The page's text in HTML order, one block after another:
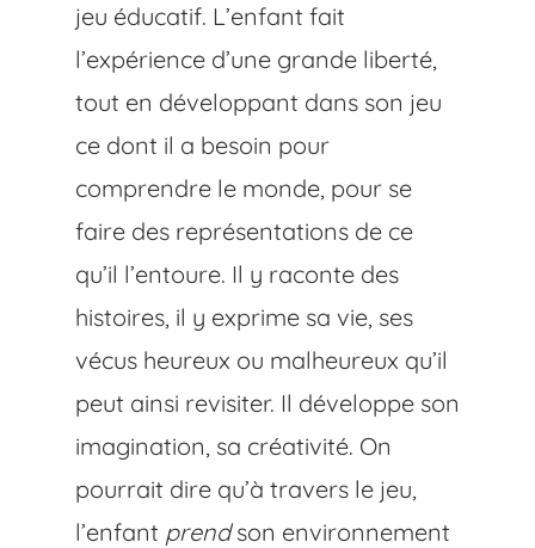
jeu éducatif. L’enfant fait
l’expérience d’une grande liberté,
tout en développant dans son jeu
ce dont il a besoin pour
comprendre le monde, pour se
faire des représentations de ce
qu’il l’entoure. Il y raconte des
histoires, il y exprime sa vie, ses
vécus heureux ou malheureux qu’il
peut ainsi revisiter. Il développe son
imagination, sa créativité. On
pourrait dire qu’à travers le jeu,
l’enfant prendson environnement